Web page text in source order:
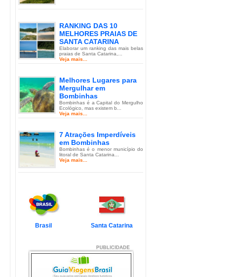
RANKING DAS 10
MELHORES PRAIAS DE
SANTA CATARINA
Elaborar um ranking das mais belas
praias de Santa Catarina,...
Veja mais...
Melhores Lugares para
Mergulhar em
Bombinhas
Bombinhas é a Capital do Mergulho
Ecológico, mas existem b...
Veja mais...
7 Atrações Imperdíveis
em Bombinhas
Bombinhas é o menor município do
litoral de Santa Catarina...
Veja mais...
de Balneário Camboriú e
Balneário Camboriú é um passeio
em Florianópolis
Florianópolis é um dos destinos mais
desejados dos último...
Veja mais...
Brasil Santa Catarina